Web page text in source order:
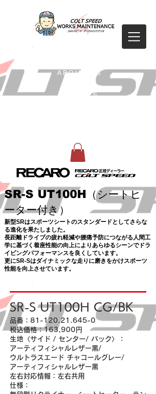
ABOUT US
SERVICE
SR-S UT100H （シートヒ
ーター付き）
新型SRはスポーツシートのスタンダードとしてさらな
る進化を果たしました。
長距離ドライブの疲れ軽減や腰痛予防につながる人間工
学に基づく着座性能の向上によりあらゆるシーンでドラ
イビングパフォーマンスを良くしています。
更にSR-Sはダイナミックな走りに磨きをかけスポーツ
性能を向上させています。
SR-S UT100H CG/BK
品番：81-120.21.645-0
税込価格：163,900円
生地〈サイド / センター/ バック〉：
アーティフィシャルレザー黒/
ウルトラスエード チャコールグレー/
アーティフィシャルレザー黒
左右対応情報：左右共用
仕様：